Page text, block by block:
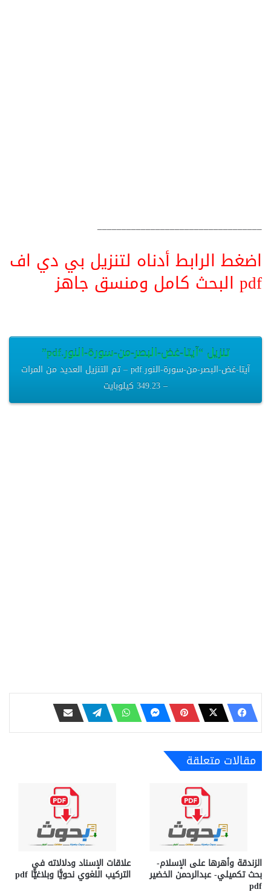
__________________________________
اضغط الرابط أدناه لتنزيل بي دي اف
pdf البحث كامل ومنسق جاهز
تنزيل “آيتا-غض-البصر-من-سورة-النور.pdf”
آيتا-غض-البصر-من-سورة-النور.pdf – تم التنزيل العديد من المرات
– 349.23 كيلوبايت
مقالات متعلقة
الزندقة وأهرها على الإسلام-
بحث تكميلي- عبدالرحمن الخضير
pdf
علاقات الإسناد ودلالاته في
التركيب اللغوي نحويًّا وبلاغيًّا pdf